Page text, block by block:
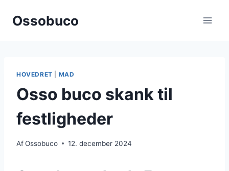
Ossobuco
HOVEDRET MAD
Osso buco skank til
festligheder
AfOssobuco 12. december 2024